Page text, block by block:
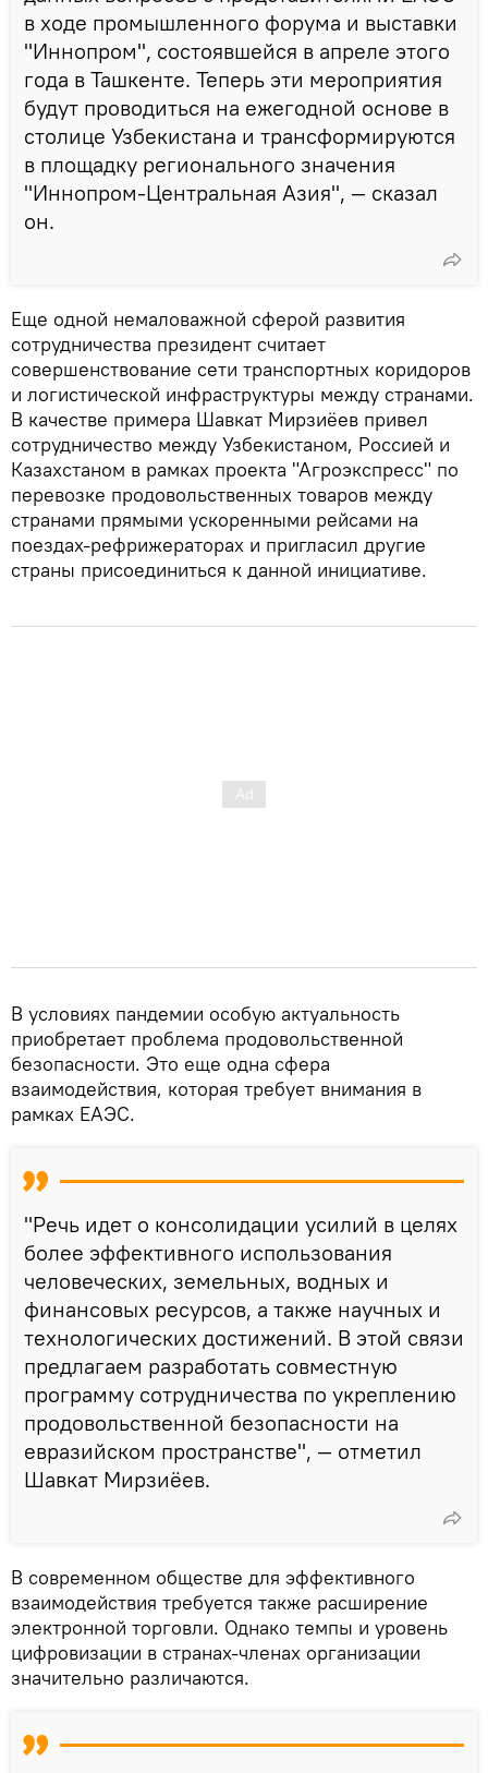
в ходе промышленного форума и выставки
"Иннопром", состоявшейся в апреле этого
года в Ташкенте. Теперь эти мероприятия
будут проводиться на ежегодной основе в
столице Узбекистана и трансформируются
в площадку регионального значения
"Иннопром-Центральная Азия", — сказал
он.
Еще одной немаловажной сферой развития
сотрудничества президент считает
совершенствование сети транспортных коридоров
и логистической инфраструктуры между странами.
В качестве примера Шавкат Мирзиёев привел
сотрудничество между Узбекистаном, Россией и
Казахстаном в рамках проекта "Агроэкспресс" по
перевозке продовольственных товаров между
странами прямыми ускоренными рейсами на
поездах-рефрижераторах и пригласил другие
страны присоединиться к данной инициативе.
В условиях пандемии особую актуальность
приобретает проблема продовольственной
безопасности. Это еще одна сфера
взаимодействия, которая требует внимания в
рамках ЕАЭС.
"Речь идет о консолидации усилий в целях
более эффективного использования
человеческих, земельных, водных и
финансовых ресурсов, а также научных и
технологических достижений. В этой связи
предлагаем разработать совместную
программу сотрудничества по укреплению
продовольственной безопасности на
евразийском пространстве", — отметил
Шавкат Мирзиёев.
В современном обществе для эффективного
взаимодействия требуется также расширение
электронной торговли. Однако темпы и уровень
цифровизации в странах-членах организации
значительно различаются.